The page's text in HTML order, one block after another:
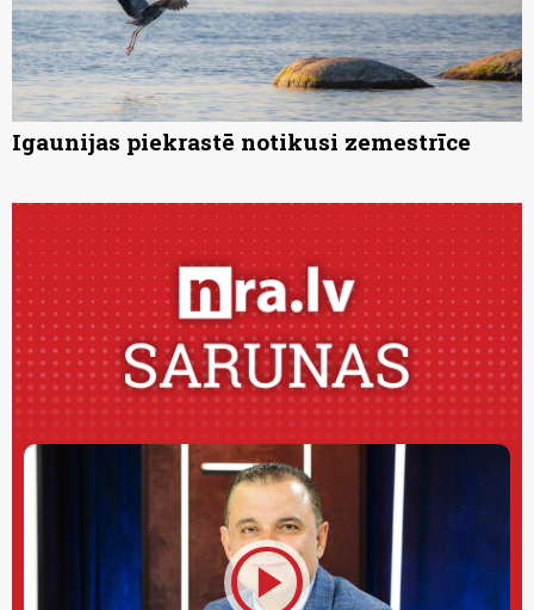
Igaunijas piekrastē notikusi zemestrīce
play_circle